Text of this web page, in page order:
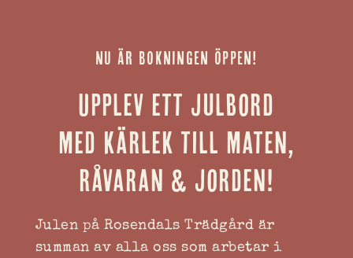
NU ÄR BOKNINGEN ÖPPEN!
Upplev ett julbord
med kärlek till maten,
råvaran & jorden!
Julen på Rosendals Trädgård är
summan av alla oss som arbetar i